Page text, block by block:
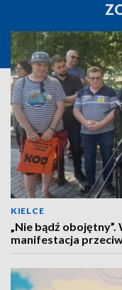
KIELCE
„Nie bądź
manifestacja